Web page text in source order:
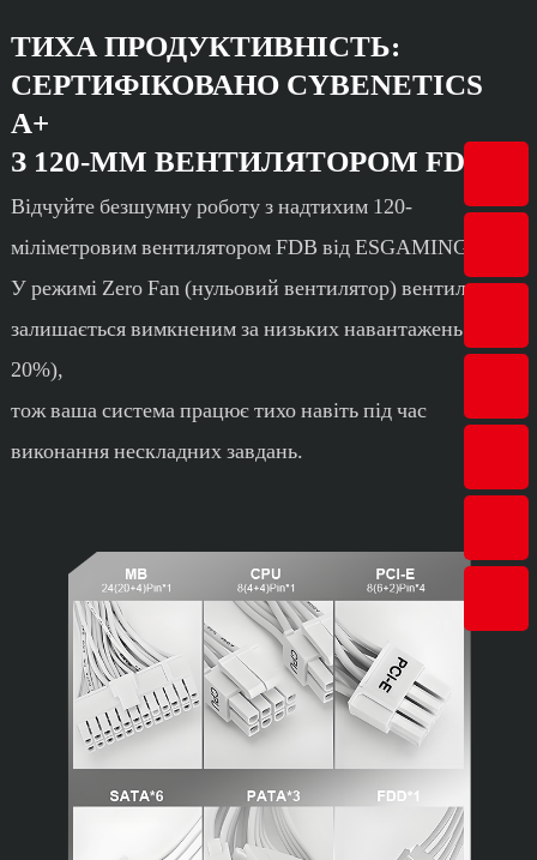
ТИХА ПРОДУКТИВНІСТЬ:
СЕРТИФІКОВАНО CYBENETICS
A+
З 120-ММ ВЕНТИЛЯТОРОМ FDB
Відчуйте безшумну роботу з надтихим 120-
міліметровим вентилятором FDB від ESGAMING.
У режимі Zero Fan (нульовий вентилятор) вентилятор
залишається вимкненим за низьких навантажень (15-
20%),
тож ваша система працює тихо навіть під час
виконання нескладних завдань.